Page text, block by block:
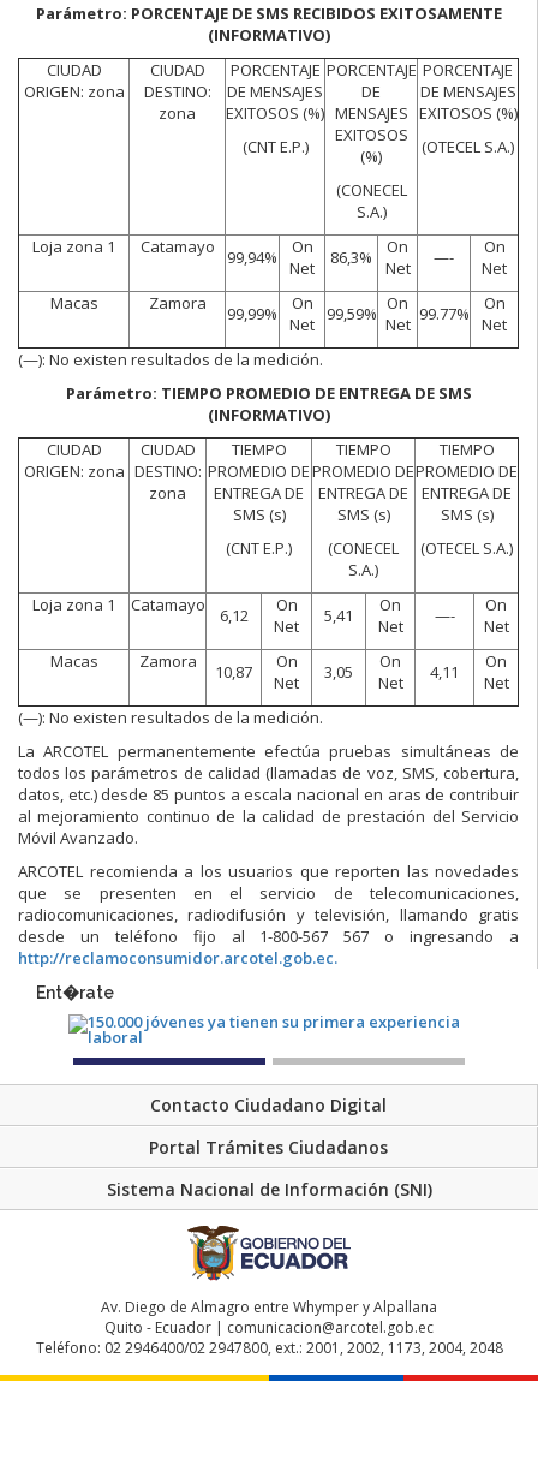
Parámetro: PORCENTAJE DE SMS RECIBIDOS EXITOSAMENTE
(INFORMATIVO)
CIUDAD
ORIGEN: zona
CIUDAD
DESTINO:
zona
PORCENTAJE
DE MENSAJES
EXITOSOS (%)
(CNT E.P.)
PORCENTAJE
DE
MENSAJES
EXITOSOS
(%)
(CONECEL
S.A.)
PORCENTAJE
DE MENSAJES
EXITOSOS (%)
(OTECEL S.A.)
Loja zona 1 Catamayo 99,94%
On
Net
86,3%
On
Net
—-
On
Net
Macas
Zamora 99,99%
On
Net
99,59% On
Net 99.77%
On
Net
(—): No existen resultados de la medición.
Parámetro: TIEMPO PROMEDIO DE ENTREGA DE SMS
(INFORMATIVO)
CIUDAD
ORIGEN: zona
CIUDAD
DESTINO:
zona
TIEMPO
PROMEDIO DE
ENTREGA DE
SMS (s)
(CNT E.P.)
TIEMPO
PROMEDIO DE
ENTREGA DE
SMS (s)
(CONECEL
S.A.)
TIEMPO
PROMEDIO DE
ENTREGA DE
SMS (s)
(OTECEL S.A.)
Loja zona 1 Catamayo 6,12
On
Net
5,41
On
Net
—-
On
Net
Macas
Zamora 10,87
On
Net
3,05
On
Net
4,11
On
Net
(—): No existen resultados de la medición.
La ARCOTEL permanentemente efectúa pruebas simultáneas de
todos los parámetros de calidad (llamadas de voz, SMS, cobertura,
datos, etc.) desde 85 puntos a escala nacional en aras de contribuir
al mejoramiento continuo de la calidad de prestación del Servicio
Móvil Avanzado.
ARCOTEL recomienda a los usuarios que reporten las novedades
que se presenten en el servicio de telecomunicaciones,
radiocomunicaciones, radiodifusión y televisión, llamando gratis
desde un teléfono fijo al 1-800-567 567 o ingresando a
http://reclamoconsumidor.arcotel.gob.ec.
Ent�rate
Contacto Ciudadano Digital
Portal Trámites Ciudadanos
Sistema Nacional de Información (SNI)
Av. Diego de Almagro entre Whymper y Alpallana
Quito - Ecuador | comunicacion@arcotel.gob.ec
Teléfono: 02 2946400/02 2947800, ext.: 2001, 2002, 1173, 2004, 2048